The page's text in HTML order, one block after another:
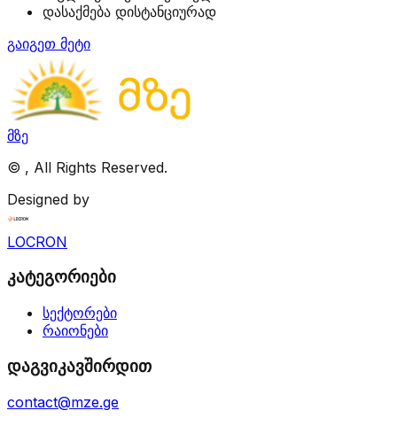
დასაქმება დისტანციურად
გაიგეთ მეტი
მზე
© , All Rights Reserved.
Designed by
LOCRON
კატეგორიები
სექტორები
რაიონები
დაგვიკავშირდით
contact@mze.ge